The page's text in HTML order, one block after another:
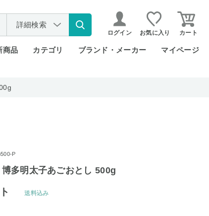
詳細検索
ログイン お気に入り カート
商品 カテゴリ ブランド・メーカー マイページ
P
多明太子あごおとし 500g
送料込み